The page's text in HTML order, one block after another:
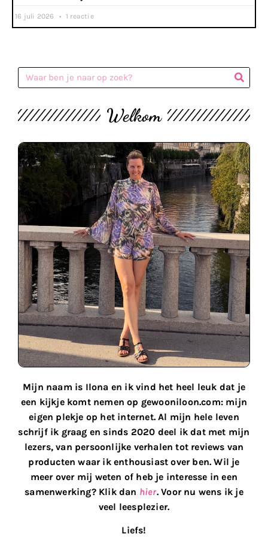
16 juli 2026 1 reactie
Welkom
Mijn naam is Ilona en ik vind het heel leuk dat je
een kijkje komt nemen op gewooniloon.com: mijn
eigen plekje op het internet. Al mijn hele leven
schrijf ik graag en sinds 2020 deel ik dat met mijn
lezers, van persoonlijke verhalen tot reviews van
producten waar ik enthousiast over ben. Wil je
meer over mij weten of heb je interesse in een
samenwerking? Klik dan hier. Voor nu wens ik je
veel leesplezier.
Liefs!